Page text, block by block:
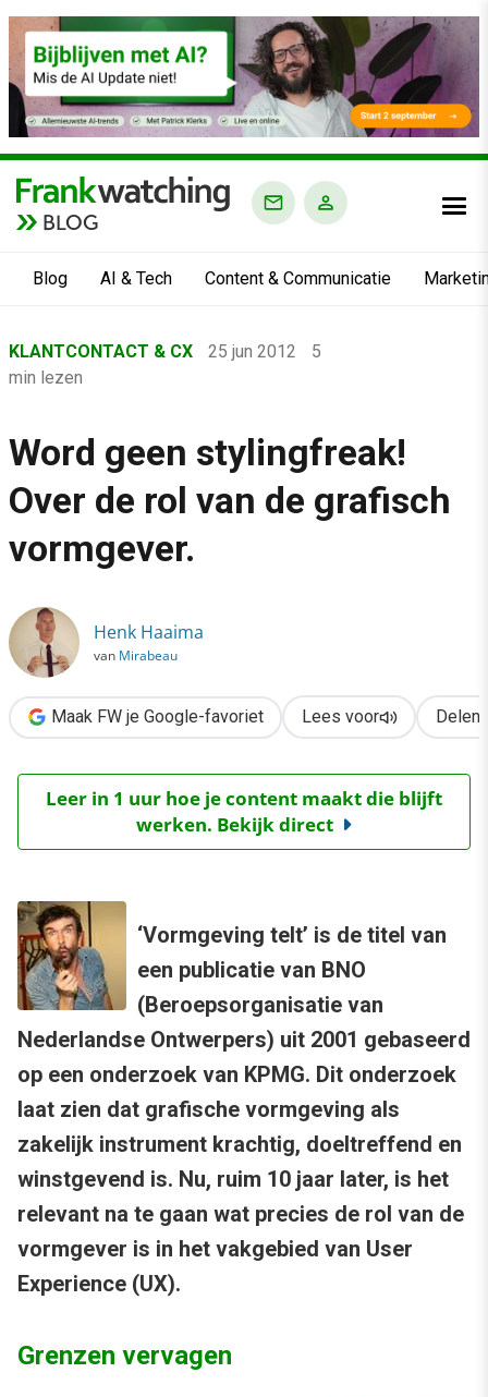
BLOG
Blog AI & Tech Content & Communicatie
›
Klantcontact & CX
›
Word geen stylingfreak! Over de rol van de grafisch vormgever.
KLANTCONTACT & CX 25 jun 2012
5
min lezen
Word geen stylingfreak!
Over de rol van de grafisch
vormgever.
Henk Haaima
van Mirabeau
Maak FW je Google-favoriet Lees voor Delen
Leer in 1 uur hoe je content maakt die blijft
werken. Bekijk direct
‘Vormgeving telt’ is de titel van
een publicatie van BNO
(Beroepsorganisatie van
Nederlandse Ontwerpers) uit 2001 gebaseerd
op een onderzoek van KPMG. Dit onderzoek
laat zien dat grafische vormgeving als
zakelijk instrument krachtig, doeltreffend en
winstgevend is. Nu, ruim 10 jaar later, is het
relevant na te gaan wat precies de rol van de
vormgever is in het vakgebied van User
Experience (UX).
Grenzen vervagen